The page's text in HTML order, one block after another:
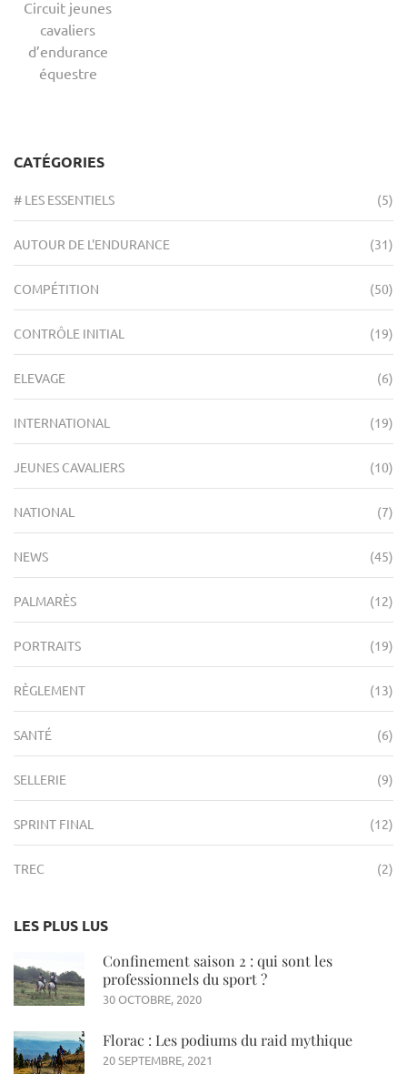
Circuit jeunes
cavaliers
d’endurance
équestre
CATÉGORIES
# LES ESSENTIELS (5)
AUTOUR DE L'ENDURANCE (31)
COMPÉTITION (50)
CONTRÔLE INITIAL (19)
ELEVAGE (6)
INTERNATIONAL (19)
JEUNES CAVALIERS (10)
NATIONAL (7)
NEWS (45)
PALMARÈS (12)
PORTRAITS (19)
RÈGLEMENT (13)
SANTÉ (6)
SELLERIE (9)
SPRINT FINAL (12)
TREC (2)
LES PLUS LUS
Confinement saison 2 : qui sont les
professionnels du sport ?
30 OCTOBRE, 2020
Florac : Les podiums du raid mythique
20 SEPTEMBRE, 2021